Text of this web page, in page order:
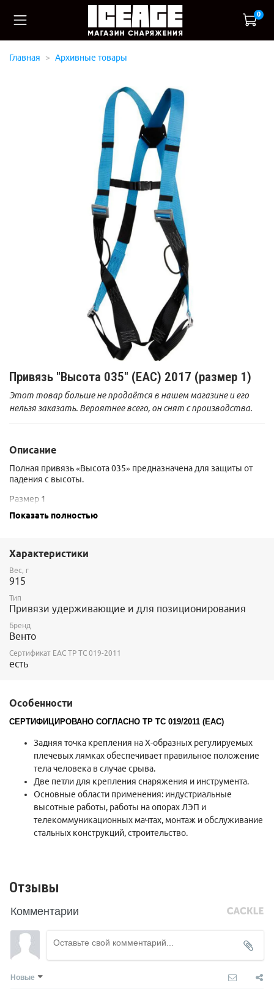
0
Главная Архивные товары
Привязь "Высота 035" (EAC) 2017 (размер 1)
Этот товар больше не продаётся в нашем магазине и его
нельзя заказать. Вероятнее всего, он снят с производства.
Описание
Полная привязь «Высота 035» предназначена для защиты от
падения с высоты.
Размер 1
Обхват ног: 45-70см
Рост: 170-200см
Обхват ног: 50-90см
Показать полностью
Характеристики
Вес, г
915
Тип
Привязи удерживающие и для позиционирования
Бренд
Венто
Сертификат ЕАС ТР ТС 019-2011
есть
Особенности
СЕРТИФИЦИРОВАНО СОГЛАСНО ТР ТС 019/2011 (ЕАС)
Задняя точка крепления на Х-образных регулируемых
плечевых лямках обеспечивает правильное положение
тела человека в случае срыва.
Две петли для крепления снаряжения и инструмента.
Основные области применения: индустриальные
высотные работы, работы на опорах ЛЭП и
телекоммуникационных мачтах, монтаж и обслуживание
стальных конструкций, строительство.
Отзывы
Комментарии
Новые